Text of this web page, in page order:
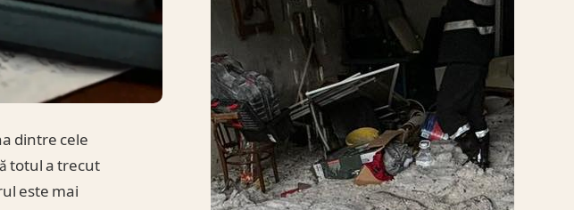
dintre cele
totul a trecut
este mai